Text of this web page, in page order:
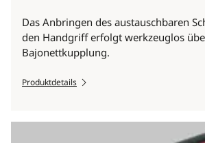
Das Anbringen des austauschbaren
den Handgriff erfolgt werkzeuglos
Bajonettkupplung.
Produktdetails